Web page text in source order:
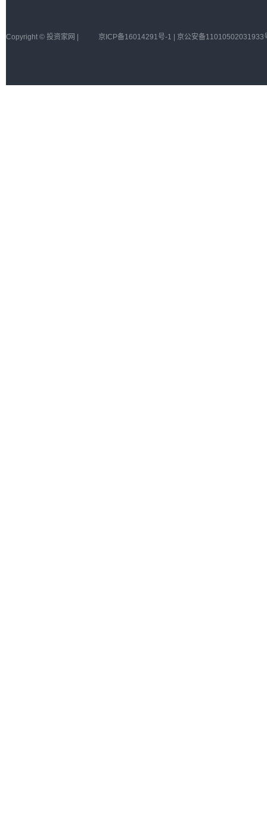
Copyright © 投资家网 | 京ICP备16014291号-1 | 京公安备11010502031933